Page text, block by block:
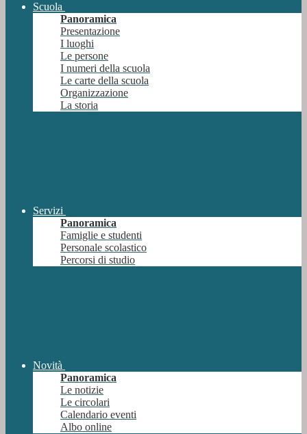
Scuola
Panoramica
Presentazione
I luoghi
Le persone
I numeri della scuola
Le carte della scuola
Organizzazione
La storia
Servizi
Panoramica
Famiglie e studenti
Personale scolastico
Percorsi di studio
Novità
Panoramica
Le notizie
Le circolari
Calendario eventi
Albo online